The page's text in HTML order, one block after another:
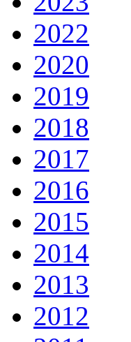
2022
2020
2019
2018
2017
2016
2015
2014
2013
2012